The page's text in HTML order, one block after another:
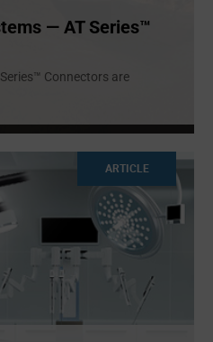
— AT Series™
Connectors are
ARTICLE